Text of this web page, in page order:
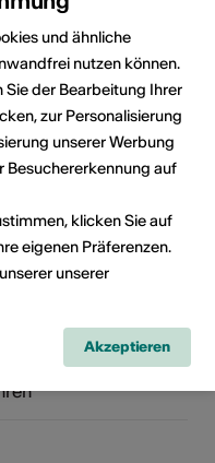
Tour
Productions
Plan-Baar 64
(0)79 417 82 71
+41 (0)79 417 82
und ähnliche
nutzen können.
Sie der Bearbeitung Ihrer
zur Personalisierung
unserer Werbung
Besuchererkennung auf
klicken Sie auf
eigenen Präferenzen.
unserer
Akzeptieren